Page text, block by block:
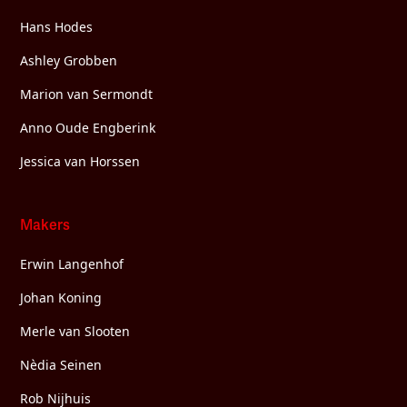
Hans Hodes
Ashley Grobben
Marion van Sermondt
Anno Oude Engberink
Jessica van Horssen
Makers
Erwin Langenhof
Johan Koning
Merle van Slooten
Nèdia Seinen
Rob Nijhuis